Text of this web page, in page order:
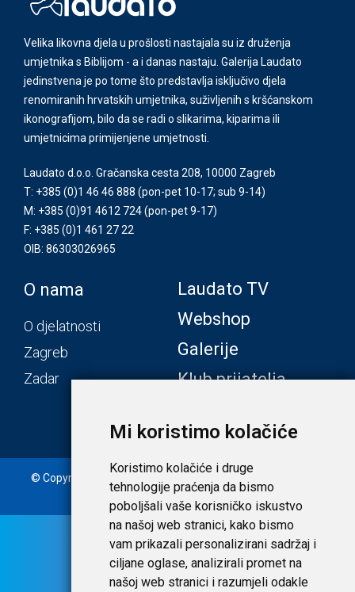
Mi koristimo kolačiće
Koristimo kolačiće i druge
tehnologije praćenja da bismo
poboljšali vaše korisničko iskustvo
na našoj web stranici, kako bismo
vam prikazali personalizirani sadržaj i
ciljane oglase, analizirali promet na
našoj web stranici i razumjeli odakle
Velika likovna djela u prošlosti nastajala su iz druženja
umjetnika s Biblijom - a i danas nastaju. Galerija Laudato
jedinstvena je po tome što predstavlja isključivo djela
renomiranih hrvatskih umjetnika, suživljenih s kršćanskom
ikonografijom, bilo da se radi o slikarima, kiparima ili
umjetnicima primijenjene umjetnosti.
Laudato d.o.o. Gračanska cesta 208, 10000 Zagreb
T: +385 (0)1 46 46 888 (pon-pet 10-17; sub 9-14)
M: +385 (0)91 4612 724(pon-pet 9-17)
F: +385 (0)1 461 27 22
OIB: 86303026965
O nama
O djelatnosti
Zagreb
Zadar
Laudato TV
Webshop
Galerije
Klub prijatelja
© Copyright 2020. Laudato d.o.o. | Tečaj konverzije: 1 EUR =
7,53450 HRK | Uvjeti i privatnost